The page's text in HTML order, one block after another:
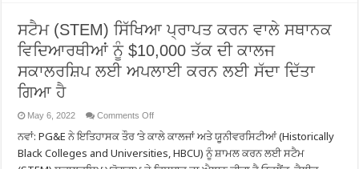
ਸਟੈਮ (STEM) ਸਿੱਖਿਆ ਪ੍ਰਾਪਤ ਕਰਨ ਵਾਲੇ ਸਥਾਨਕ
ਵਿਦਿਆਰਥੀਆਂ ਨੂੰ $10,000 ਤੱਕ ਦੀ ਕਾਲਜ
ਸਕਾਲਰਸ਼ਿਪ ਲਈ ਅਪਲਾਈ ਕਰਨ ਲਈ ਸੱਦਾ ਦਿੱਤਾ
ਗਿਆ ਹੈ
May 6, 2022 Comments Offon
(STEM)
ਪ੍ਰਾਪਤ
ਕਰਨ
ਨਵਾਂ: PG&E ਨੇ ਇਤਿਹਾਸਕ ਤੌਰ ‘ਤੇ ਕਾਲੇ ਕਾਲਜਾਂ ਅਤੇ ਯੂਨੀਵਰਸਿਟੀਆਂ (Historically
Black Colleges and Universities, HBCU) ਨੂੰ ਸ਼ਾਮਲ ਕਰਨ ਲਈ ਸਟੈਮ